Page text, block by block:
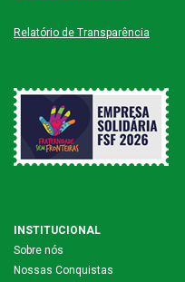
Relatório de Transparência
INSTITUCIONAL
Sobre nós
Nossas Conquistas